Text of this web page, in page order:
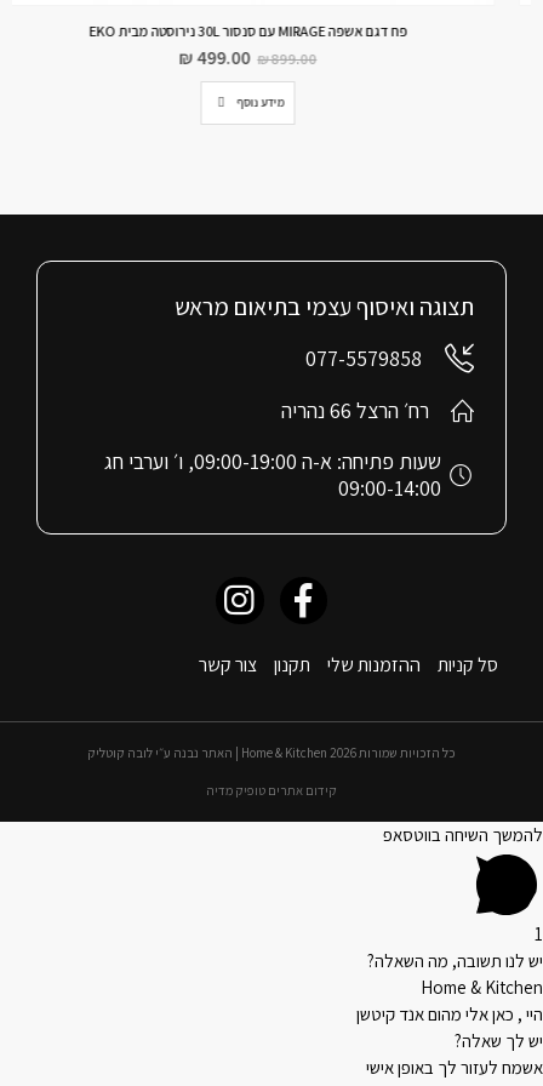
פח דגם אשפה MIRAGE עם סנסור 30L נירוסטה מבית EKO
₪899.00
₪499.00
מידע נוסף
סל קניות ההזמנות שלי תקנון צור קשר
תצוגה ואיסוף עצמי בתיאום מראש
077-5579858
רח׳ הרצל 66 נהריה
שעות פתיחה: א-ה 09:00-19:00, ו׳ וערבי חג
09:00-14:00
כל הזכויות שמורות 2026 Home & Kitchen | האתר נבנה ע״י לובה קוטליק
קידום אתרים טופיק מדיה
להמשך השיחה בווטסאפ
1
יש לנו תשובה, מה השאלה?
Home & Kitchen
היי , כאן אלי מהום אנד קיטשן
יש לך שאלה?
אשמח לעזור לך באופן אישי